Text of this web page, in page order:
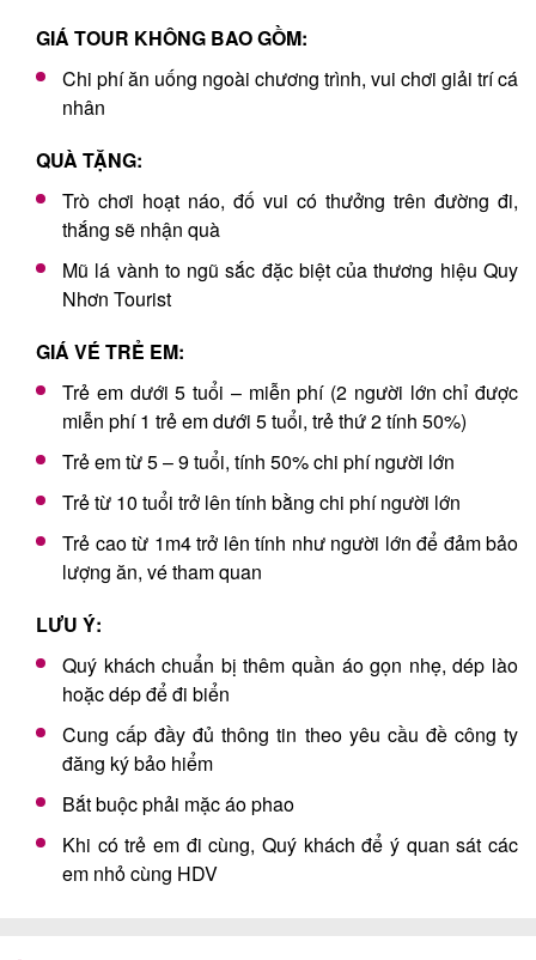
GIÁ TOUR KHÔNG BAO GỒM:
Chi phí ăn uống ngoài chương trình, vui chơi giải trí cá
nhân
QUÀ TẶNG:
Trò chơi hoạt náo, đố vui có thưởng trên đường đi,
thắng sẽ nhận quà
Mũ lá vành to ngũ sắc đặc biệt của thương hiệu Quy
Nhơn Tourist
GIÁ VÉ TRẺ EM:
Trẻ em dưới 5 tuổi – miễn phí (2 người lớn chỉ được
miễn phí 1 trẻ em dưới 5 tuổi, trẻ thứ 2 tính 50%)
Trẻ em từ 5 – 9 tuổi, tính 50% chi phí người lớn
Trẻ từ 10 tuổi trở lên tính bằng chi phí người lớn
Trẻ cao từ 1m4 trở lên tính như người lớn để đảm bảo
lượng ăn, vé tham quan
LƯU Ý:
Quý khách chuẩn bị thêm quần áo gọn nhẹ, dép lào
hoặc dép để đi biển
Cung cấp đầy đủ thông tin theo yêu cầu đề công ty
đăng ký bảo hiểm
Bắt buộc phải mặc áo phao
Khi có trẻ em đi cùng, Quý khách để ý quan sát các
em nhỏ cùng HDV